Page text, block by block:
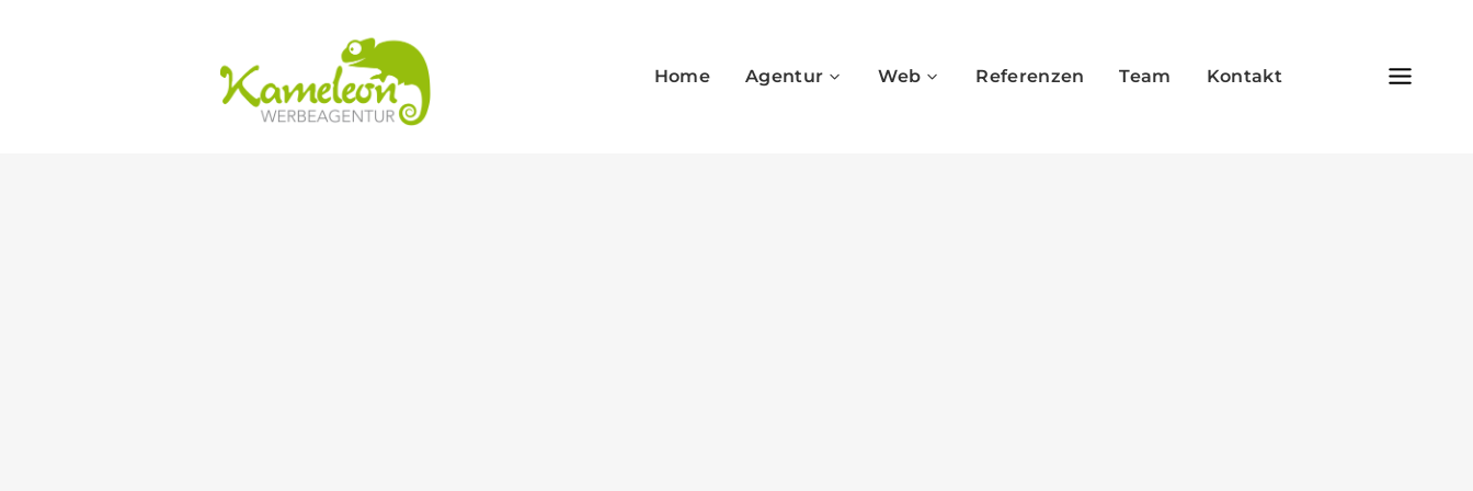
Home Agentur Web Referenzen Team Kontakt